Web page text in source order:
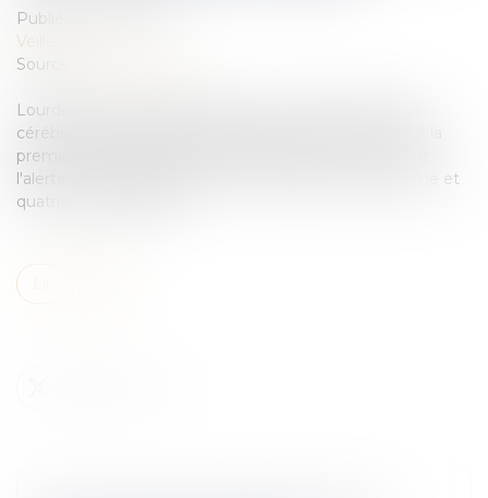
Publié le :
Veille juridique
Source :
Lourdement handicapée après un accident vasculaire
cérébral qu'elle attribue à sa pilule, la jeune femme fut la
première Française à déposer plainte en 2012, sonnant
l'alerte sur les risques liés aux contraceptifs de troisième et
quatrième génération...